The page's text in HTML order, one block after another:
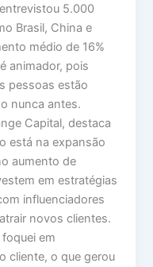
5.000
Brasil, China e
médio de 16%
animador, pois
pessoas estão
nunca antes.
Capital, destaca
está na expansão
aumento de
em estratégias
influenciadores
novos clientes.
em
cliente, o que gerou